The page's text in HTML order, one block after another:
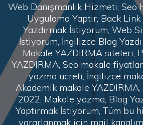
Web Danışmanlık Hizmeti,
Uygulama Yaptır, Back Link
Yazdırmak İstiyorum, Web
İstiyorum, İngilizce Blog
Makale YAZDIRMA siteleri,
YAZDIRMA, Seo makale
yazma ücreti, İngilizce
Akademik makale
2022, Makale yazma, Blog
Yaptırmak İstiyorum, Tüm bu
yararlanmak için mail